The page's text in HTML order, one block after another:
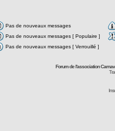
Pas de nouveaux messages
Pas de nouveaux messages [ Populaire ]
Pas de nouveaux messages [ Verrouillé ]
Forum de l'association